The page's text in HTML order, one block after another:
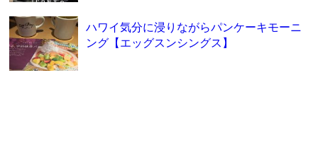
ハワイ気分に浸りながらパンケーキモーニ
ング【エッグスンシングス】